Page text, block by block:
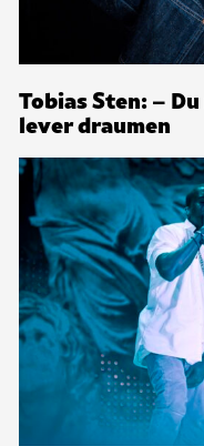
Tobias Sten: –
lever draumen